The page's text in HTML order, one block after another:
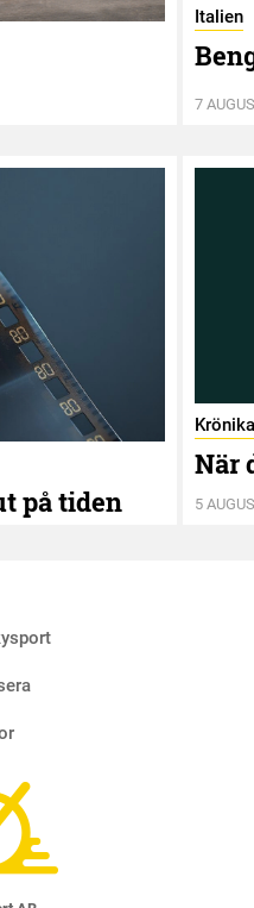
Italien
7
på tiden
Krönika
När
5